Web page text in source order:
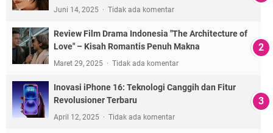
Juni 14, 2025 Tidak ada komentar
Review Film Drama Indonesia "The Architecture of
Love" – Kisah Romantis Penuh Makna
Maret 29, 2025 Tidak ada komentar
Inovasi iPhone 16: Teknologi Canggih dan Fitur
Revolusioner Terbaru
April 12, 2025 Tidak ada komentar